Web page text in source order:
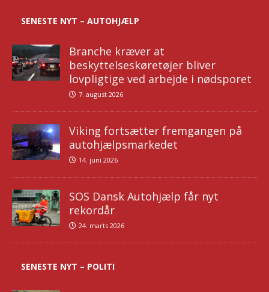
SENESTE NYT – AUTOHJÆLP
Branche kræver at
beskyttelseskøretøjer bliver
lovpligtige ved arbejde i nødsporet
7. august 2026
Viking fortsætter fremgangen på
autohjælpsmarkedet
14. juni 2026
SOS Dansk Autohjælp får nyt
rekordår
24. marts 2026
SENESTE NYT – POLITI